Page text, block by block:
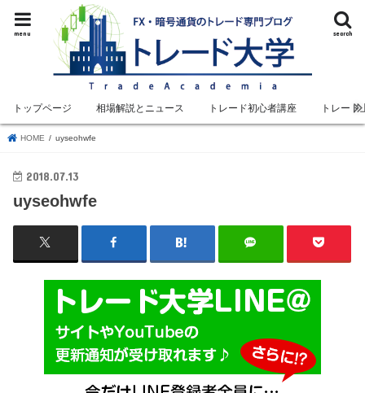
search
menu
トップページ 相場解説とニュース トレード初心者講座 トレード
HOME uyseohwfe
2018.07.13
uyseohwfe